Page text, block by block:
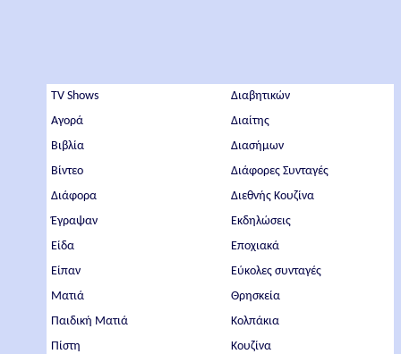
TV Shows
Αγορά
Βιβλία
Βίντεο
Διάφορα
Έγραψαν
Είδα
Είπαν
Ματιά
Παιδική Ματιά
Πίστη
Διαβητικών
Διαίτης
Διασήμων
Διάφορες Συνταγές
Διεθνής Κουζίνα
Εκδηλώσεις
Εποχιακά
Εύκολες συνταγές
Θρησκεία
Κολπάκια
Κουζίνα